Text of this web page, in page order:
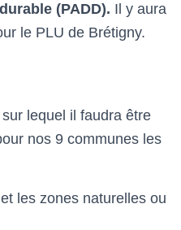
(PADD). Il y aura
le PLU de Brétigny.
lequel il faudra être
nos 9 communes les
les zones naturelles ou